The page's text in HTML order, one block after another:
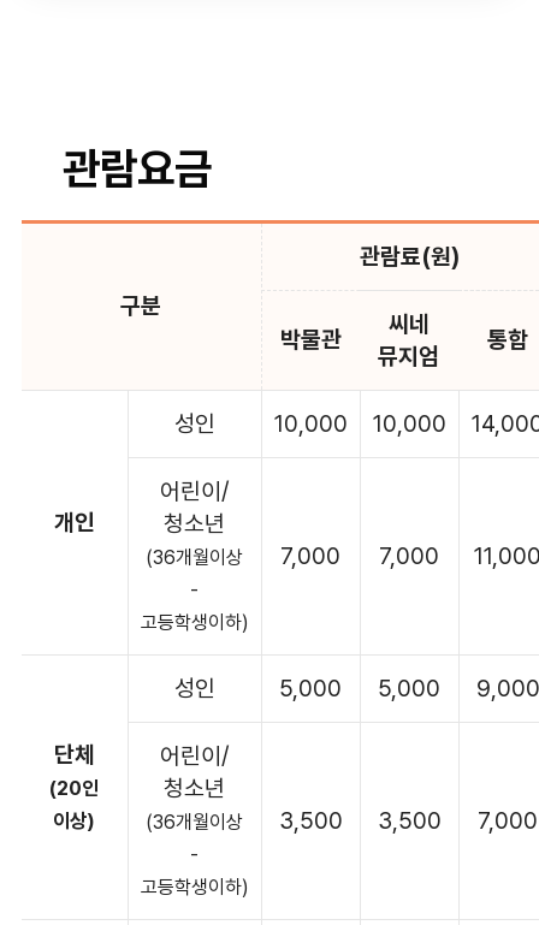
관람요금
구분
관람료(원)
박물관
씨네
뮤지엄
통합
개인
성인 10,000 10,000
어린이/
청소년
(36개월이상
-
고등학생이하)
7,000 7,000
단체
(20인
이상)
성인 5,000 5,000 9,000
어린이/
청소년
(36개월이상
-
고등학생이하)
3,500 3,500 7,000